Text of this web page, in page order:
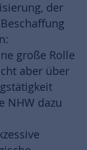
der
große Rolle
aber über
NHW dazu